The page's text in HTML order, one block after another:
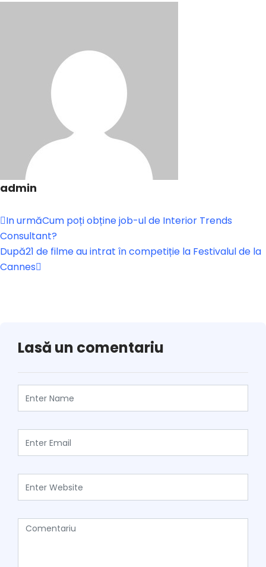
admin
In urmăCum poți obține job-ul de Interior Trends
Consultant?
După21 de filme au intrat în competiție la Festivalul de la
Cannes
Lasă un comentariu